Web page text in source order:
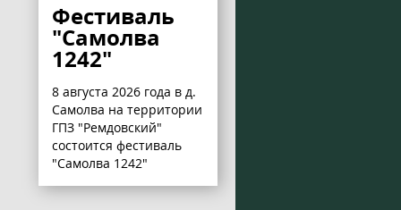
Фестиваль
"Самолва
1242"
8 августа 2026 года в д.
Самолва на территории
ГПЗ "Ремдовский"
состоится фестиваль
"Самолва 1242"